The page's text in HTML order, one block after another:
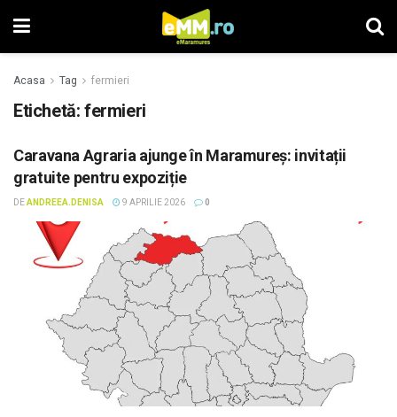
Acasa Tag fermieri
Etichetă: fermieri
Caravana Agraria ajunge în Maramureș: invitații
gratuite pentru expoziție
DEANDREEA.DENISA 9 APRILIE 2026 0